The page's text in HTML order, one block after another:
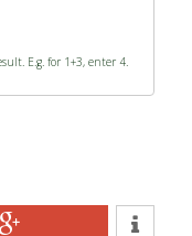
E.g. for 1+3, enter 4.